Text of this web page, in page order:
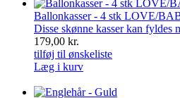
Ballonkasser - 4 stk LOVE/
Disse skønne kasser kan fyldes
179,00 kr.
tilføj til ønskeliste
Læg i kurv